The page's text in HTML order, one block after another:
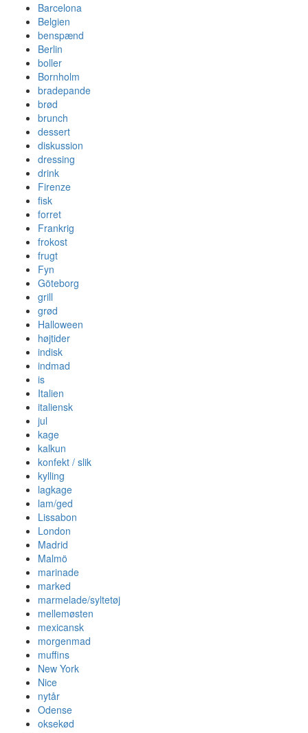
Barcelona
Belgien
benspænd
Berlin
boller
Bornholm
bradepande
brød
brunch
dessert
diskussion
dressing
drink
Firenze
fisk
forret
Frankrig
frokost
frugt
Fyn
Göteborg
grill
grød
Halloween
højtider
indisk
indmad
is
Italien
italiensk
jul
kage
kalkun
konfekt / slik
kylling
lagkage
lam/ged
Lissabon
London
Madrid
Malmö
marinade
marked
marmelade/syltetøj
mellemøsten
mexicansk
morgenmad
muffins
New York
Nice
nytår
Odense
oksekød